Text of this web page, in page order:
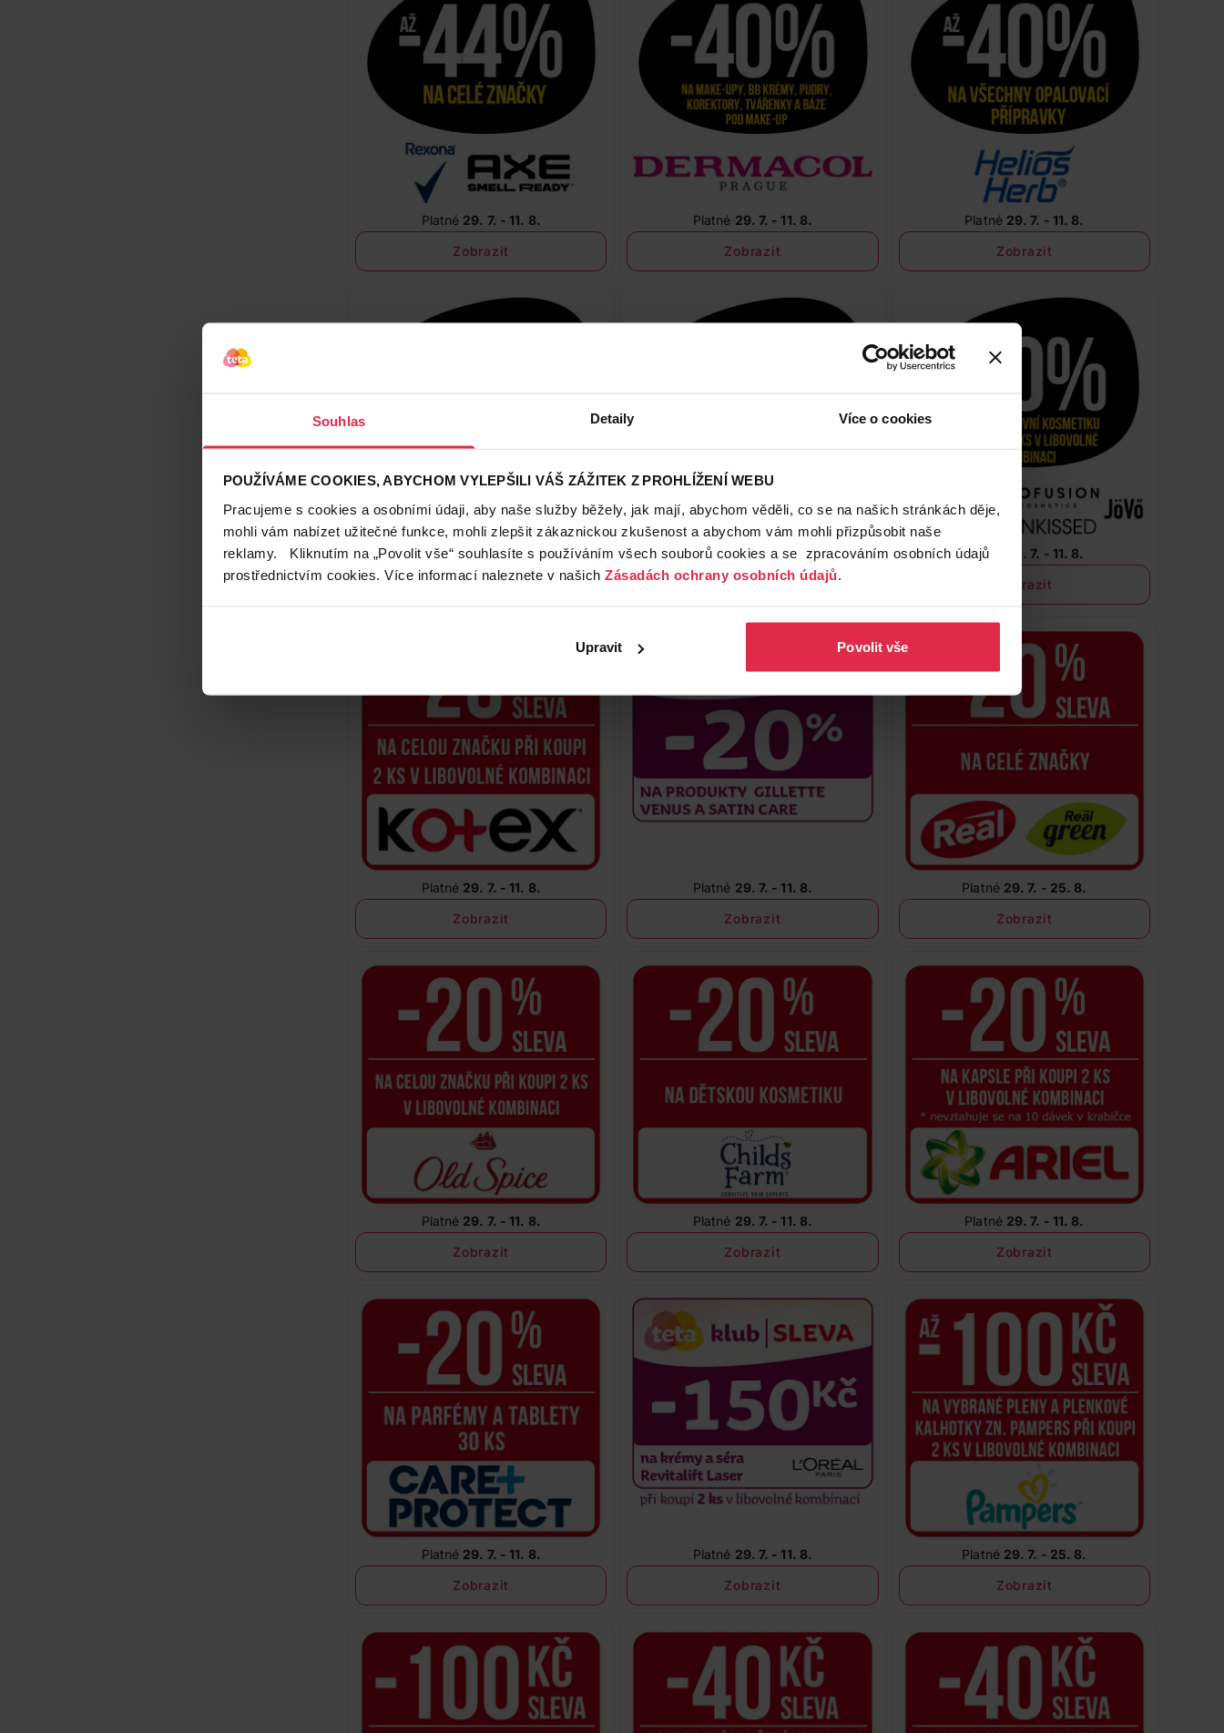
Souhlas Detaily Více o cookies
POUŽÍVÁME COOKIES, ABYCHOM VYLEPŠILI VÁŠ ZÁŽITEK Z PROHLÍŽENÍ WEBU
Pracujeme s cookies a osobními údaji, aby naše služby běžely, jak mají, abychom věděli, co se na našich stránkách děje,
mohli vám nabízet užitečné funkce, mohli zlepšit zákaznickou zkušenost a abychom vám mohli přizpůsobit naše
reklamy. Kliknutím na „Povolit vše“ souhlasíte s používáním všech souborů cookies a se zpracováním osobních údajů
prostřednictvím cookies. Více informací naleznete v našich Zásadách ochrany osobních údajů.
Upravit Povolit vše
Platné 29. 7. - 11. 8.
Zobrazit
Platné 29. 7. - 11. 8.
Zobrazit
Platné 29. 7. - 11. 8.
Zobrazit
Platné29. 7. - 11. 8.
Zobrazit
Platné29. 7. - 25. 8.
Zobrazit
Platné
29. 7. - 11. 8.
Zobrazit
Platné 29. 7. - 11. 8.
Zobrazit
Platné 29. 7. - 11. 8.
Zobrazit
Platné 29. 7. - 25. 8.
Zobrazit
Platné 29. 7. - 11. 8.
Zobrazit
Platné 29. 7. - 11. 8.
Zobrazit
Platné 29. 7. - 11. 8.
Zobrazit
Platné 29. 7. - 11. 8.
Zobrazit
Platné 29. 7. - 11. 8.
Zobrazit
Platné 29. 7. - 25. 8.
Zobrazit